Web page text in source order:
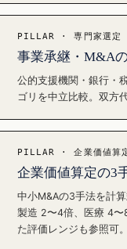
PILLAR · 専門家選定
事業承継・M&A
公的支援機関・銀行・
ゴリを中立比較。双方
PILLAR · 企業価値算
企業価値算定の3
中小M&Aの3手法を計
製造 2〜4倍、医療 4〜
た評価レンジも参照可。